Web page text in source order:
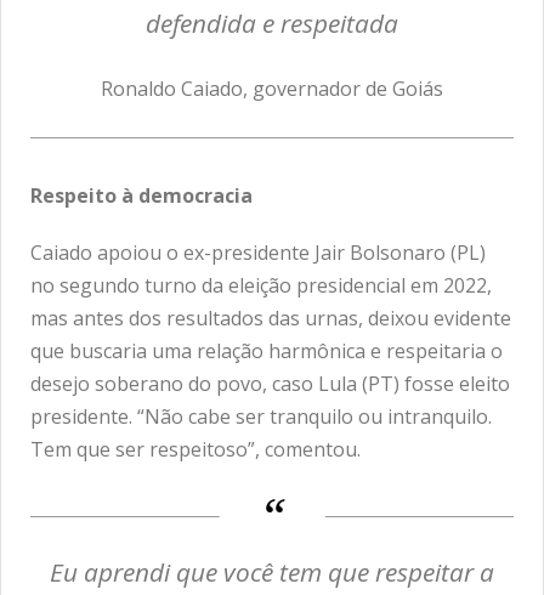
defendida e respeitada
Ronaldo Caiado, governador de Goiás
Respeito à democracia
Caiado apoiou o ex-presidente Jair Bolsonaro (PL)
no segundo turno da eleição presidencial em 2022,
mas antes dos resultados das urnas, deixou evidente
que buscaria uma relação harmônica e respeitaria o
desejo soberano do povo, caso Lula (PT) fosse eleito
presidente. “Não cabe ser tranquilo ou intranquilo.
Tem que ser respeitoso”, comentou.
Eu aprendi que você tem que respeitar a